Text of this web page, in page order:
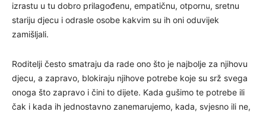
izrastu u tu dobro prilagođenu, empatičnu, otpornu, sretnu
stariju djecu i odrasle osobe kakvim su ih oni oduvijek
zamišljali.
Roditelji često smatraju da rade ono što je najbolje za njihovu
djecu, a zapravo, blokiraju njihove potrebe koje su srž svega
onoga što zapravo i čini to dijete. Kada gušimo te potrebe ili
čak i kada ih jednostavno zanemarujemo, kada, svjesno ili ne,